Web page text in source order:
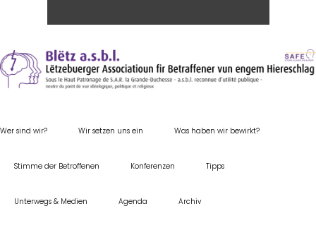
Wer sind wir? Wir setzen uns ein Was haben wir bewirkt?
Stimme der Betroffenen Konferenzen Tipps
Unterwegs & Medien Agenda Archiv